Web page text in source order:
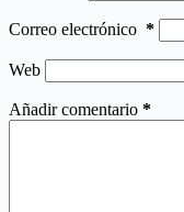
Correo electrónico *
Web
Añadir comentario *